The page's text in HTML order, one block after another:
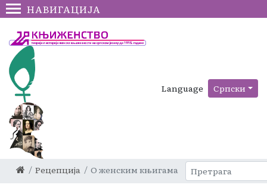
НАВИГАЦИЈА
Language Српски
Рецепција О женским књигама